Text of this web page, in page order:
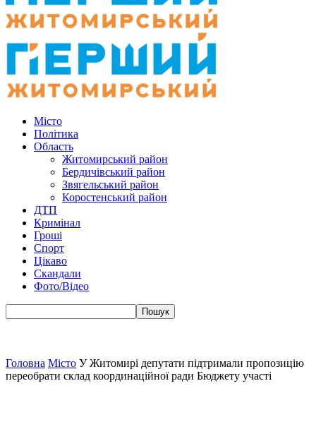
Місто
Політика
Область
Житомирський район
Бердичівський район
Звягельський район
Коростенський район
ДТП
Кримінал
Гроші
Спорт
Цікаво
Скандали
Фото/Відео
Головна Місто У Житомирі депутати підтримали пропозицію
переобрати склад координаційної ради Бюджету участі